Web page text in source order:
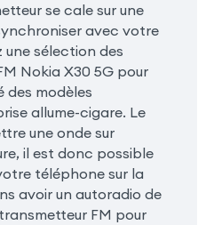
se cale sur une
avec votre
une sélection des
Nokia X30 5G pour
des modèles
allume-cigare. Le
une onde sur
il est donc possible
téléphone sur la
avoir un autoradio de
FM pour